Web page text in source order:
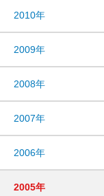
2010年
2009年
2008年
2007年
2006年
2005年